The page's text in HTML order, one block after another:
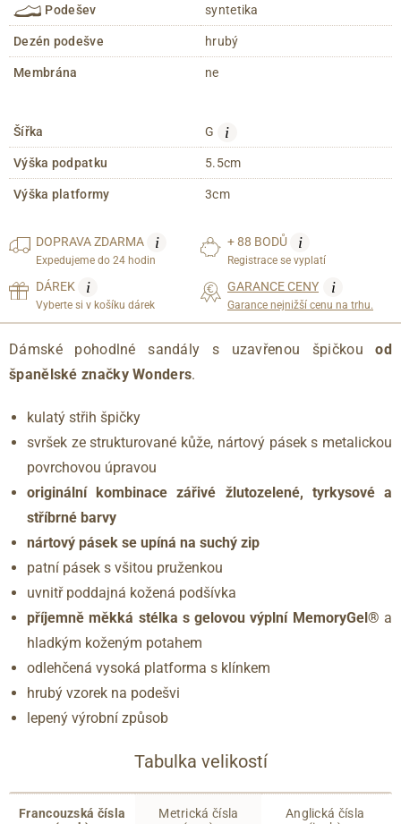
Podešev syntetika
Dezén podešve hrubý
Membrána ne
Šířka G i
Výška podpatku 5.5cm
Výška platformy 3cm
DOPRAVAZDARMA i
Expedujeme do 24 hodin
+ 88 BODŮ i
Registrace se vyplatí
DÁREK i
Vyberte si v košíku dárek
GARANCE CENY i
Garance nejnižší cenu na trhu.
Dámské pohodlné sandály s uzavřenou špičkouod
španělské značky Wonders.
kulatý střih špičky
svršek ze strukturované kůže, nártový pásek s metalickou
povrchovou úpravou
originální kombinace zářivé žlutozelené, tyrkysové a
stříbrné barvy
nártový pásek se upíná na suchý zip
patní pásek s všitou pruženkou
uvnitř poddajná kožená podšívka
příjemně měkká stélka s gelovou výplní MemoryGel® a
hladkým koženým potahem
odlehčená vysoká platforma s klínkem
hrubý vzorek na podešvi
lepený výrobní způsob
Tabulka velikostí
Francouzská čísla
Metrická čísla
Anglická čísla